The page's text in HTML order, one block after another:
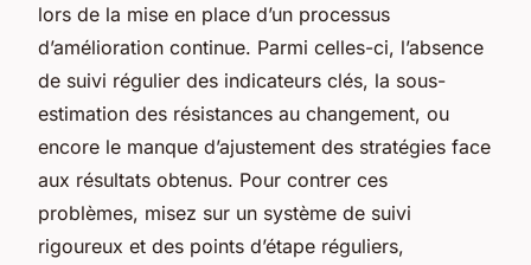
lors de la mise en place d’un processus
d’amélioration continue. Parmi celles-ci, l’absence
de suivi régulier des indicateurs clés, la sous-
estimation des résistances au changement, ou
encore le manque d’ajustement des stratégies face
aux résultats obtenus. Pour contrer ces
problèmes, misez sur un système de suivi
rigoureux et des points d’étape réguliers,